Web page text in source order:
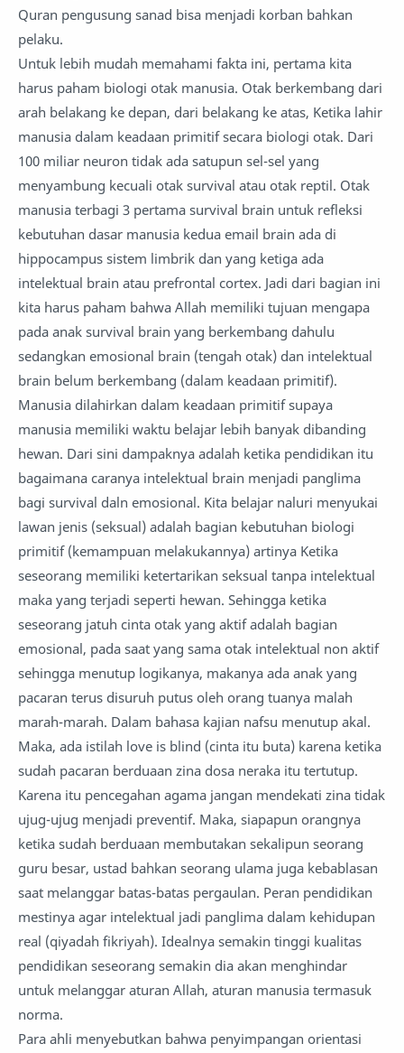
Quran pengusung sanad bisa menjadi korban bahkan
pelaku.
Untuk lebih mudah memahami fakta ini, pertama kita
harus paham biologi otak manusia. Otak berkembang dari
arah belakang ke depan, dari belakang ke atas, Ketika lahir
manusia dalam keadaan primitif secara biologi otak. Dari
100 miliar neuron tidak ada satupun sel-sel yang
menyambung kecuali otak survival atau otak reptil. Otak
manusia terbagi 3 pertama survival brain untuk refleksi
kebutuhan dasar manusia kedua email brain ada di
hippocampus sistem limbrik dan yang ketiga ada
intelektual brain atau prefrontal cortex. Jadi dari bagian ini
kita harus paham bahwa Allah memiliki tujuan mengapa
pada anak survival brain yang berkembang dahulu
sedangkan emosional brain (tengah otak) dan intelektual
brain belum berkembang (dalam keadaan primitif).
Manusia dilahirkan dalam keadaan primitif supaya
manusia memiliki waktu belajar lebih banyak dibanding
hewan. Dari sini dampaknya adalah ketika pendidikan itu
bagaimana caranya intelektual brain menjadi panglima
bagi survival daln emosional. Kita belajar naluri menyukai
lawan jenis (seksual) adalah bagian kebutuhan biologi
primitif (kemampuan melakukannya) artinya Ketika
seseorang memiliki ketertarikan seksual tanpa intelektual
maka yang terjadi seperti hewan. Sehingga ketika
seseorang jatuh cinta otak yang aktif adalah bagian
emosional, pada saat yang sama otak intelektual non aktif
sehingga menutup logikanya, makanya ada anak yang
pacaran terus disuruh putus oleh orang tuanya malah
marah-marah. Dalam bahasa kajian nafsu menutup akal.
Maka, ada istilah love is blind (cinta itu buta) karena ketika
sudah pacaran berduaan zina dosa neraka itu tertutup.
Karena itu pencegahan agama jangan mendekati zina tidak
ujug-ujug menjadi preventif. Maka, siapapun orangnya
ketika sudah berduaan membutakan sekalipun seorang
guru besar, ustad bahkan seorang ulama juga kebablasan
saat melanggar batas-batas pergaulan. Peran pendidikan
mestinya agar intelektual jadi panglima dalam kehidupan
real (qiyadah fikriyah). Idealnya semakin tinggi kualitas
pendidikan seseorang semakin dia akan menghindar
untuk melanggar aturan Allah, aturan manusia termasuk
norma.
Para ahli menyebutkan bahwa penyimpangan orientasi